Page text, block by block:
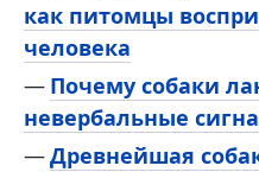
как питомцы
человека
Почему собаки
невербальные
Древнейшая